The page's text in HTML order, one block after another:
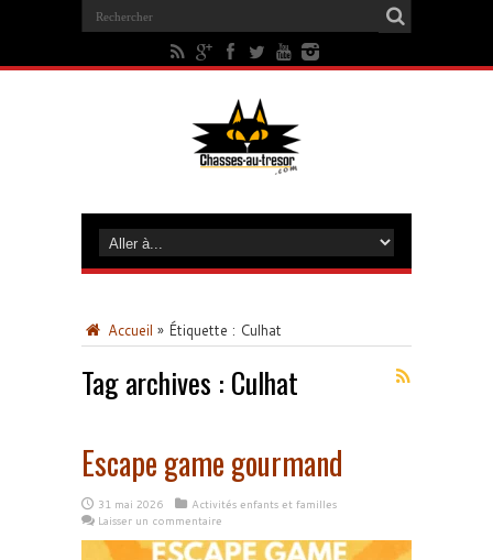
Accueil » Étiquette : Culhat
Tag archives : Culhat
Escape game gourmand
31 mai 2026
Activités enfants et familles
Laisser un commentaire